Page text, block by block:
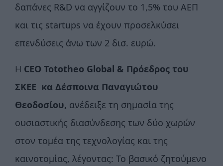
δαπάνες R&D να αγγίζουν το 1,5% του ΑΕΠ
και τις startups να έχουν προσελκύσει
επενδύσεις άνω των 2 δισ. ευρώ.
Η CEO Tototheo Global & Πρόεδρος του
ΣΚΕΕ κα Δέσποινα Παναγιώτου
Θεοδοσίου, ανέδειξε τη σημασία της
ουσιαστικής διασύνδεσης των δύο χωρών
στον τομέα της τεχνολογίας και της
καινοτομίας, λέγοντας: Το βασικό ζητούμενο